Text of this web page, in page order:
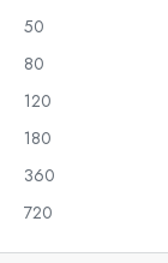
50
80
120
180
360
720